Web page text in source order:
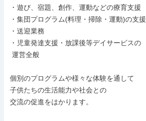
・遊び、宿題、創作、運動などの療育支援
・集団プログラム(料理・掃除・運動)の支援
・送迎業務
・児童発達支援・放課後等デイサービスの
個別のプログラムや様々な体験を通して
子供たちの生活能力や社会との
交流の促進をはかります。